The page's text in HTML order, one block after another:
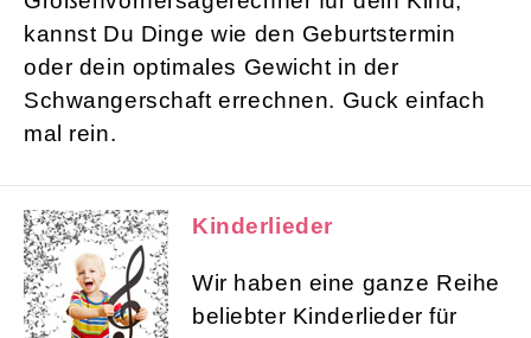
kannst Du Dinge wie den Geburtstermin
oder dein optimales Gewicht in der
Schwangerschaft errechnen. Guck einfach
mal rein.
Kinderlieder
Wir haben eine ganze Reihe
beliebter Kinderlieder für